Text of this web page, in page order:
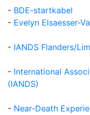
- BDE-startkabel
- Evelyn Elsaesser-
- IANDS Flanders/
- International
(IANDS)
- Near-Death